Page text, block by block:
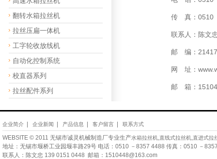
翻转水箱拉丝机
拉丝压扁一体机
工字轮收放线机
自动化控制系统
校直器系列
拉丝配件系列
传 真：0510
联系人：陈文
邮 编：
网 址：
邮 箱：
企业简介 企业新闻 产品信息 客户留言 联系方式
WEBSITE © 2011 无锡市诚灵机械制造厂专业生产水箱拉丝机,直线式拉丝机,直进式拉
地址：无锡市堰桥工业园堰丰路29号 电话：0510 －8357 4488 传真：0510 －
联系人：陈文忠 139 0151 0448 邮箱：1510448@163.com